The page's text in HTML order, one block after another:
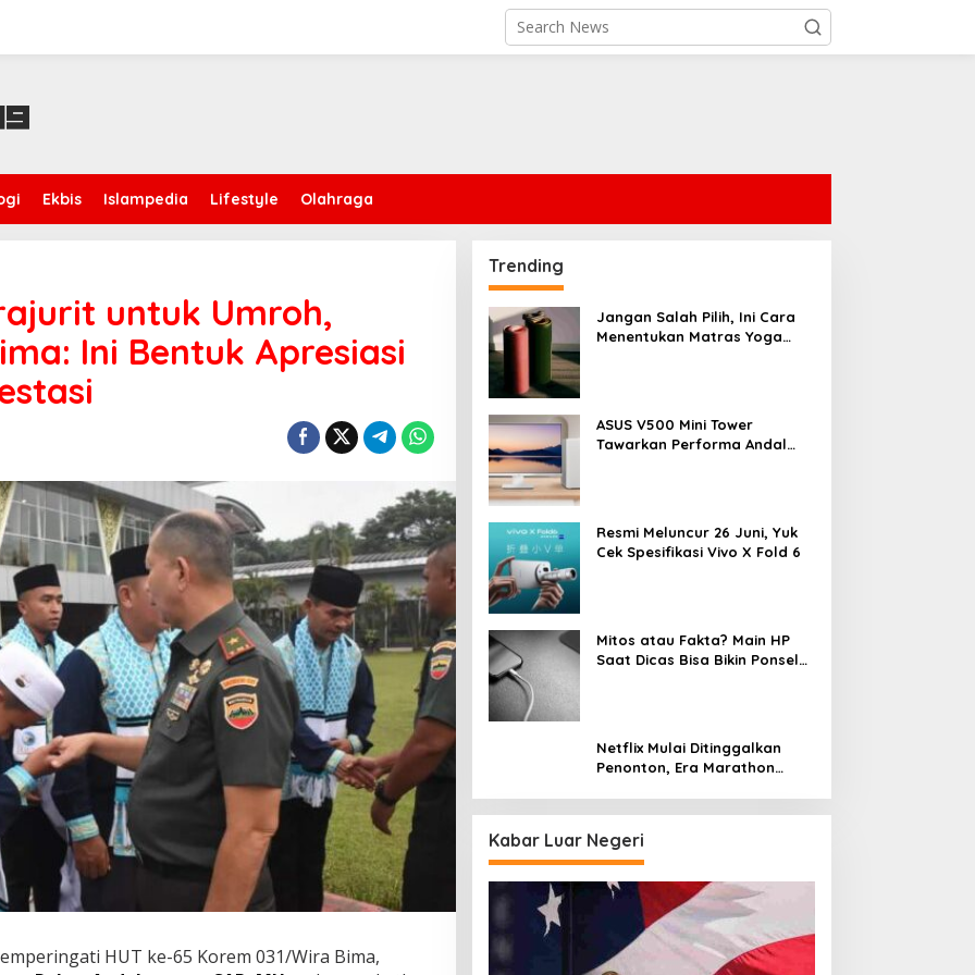
Ekbis Islampedia Lifestyle Olahraga
untuk Umroh,
Ini Bentuk Apresiasi
HUT ke-65 Korem 031/Wira Bima,
Trending
Jangan Salah Pilih, Ini Cara
Menentukan Matras Yoga
ASUS V500 Mini Tower
Tawarkan Performa Andal
Resmi Meluncur 26 Juni, Yuk
Cek Spesifikasi Vivo X Fold 6
Mitos atau Fakta? Main HP
Saat Dicas Bisa Bikin Ponsel
Netflix Mulai Ditinggalkan
Penonton, Era Marathon
Kabar Luar Negeri